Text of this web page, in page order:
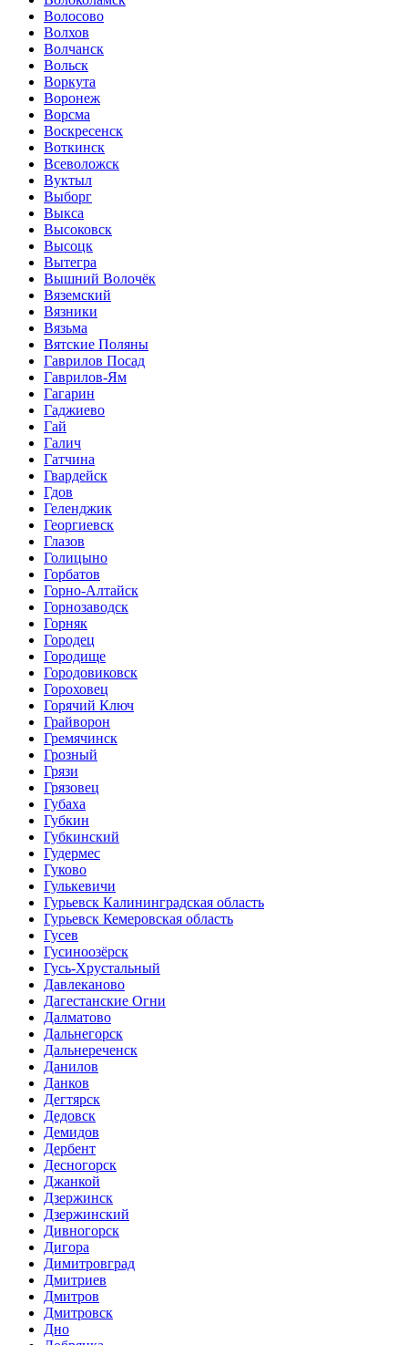
Волосово
Волхов
Волчанск
Вольск
Воркута
Воронеж
Ворсма
Воскресенск
Воткинск
Всеволожск
Вуктыл
Выборг
Выкса
Высоковск
Высоцк
Вытегра
Вышний Волочёк
Вяземский
Вязники
Вязьма
Вятские Поляны
Гаврилов Посад
Гаврилов-Ям
Гагарин
Гаджиево
Гай
Галич
Гатчина
Гвардейск
Гдов
Геленджик
Георгиевск
Глазов
Голицыно
Горбатов
Горно-Алтайск
Горнозаводск
Горняк
Городец
Городище
Городовиковск
Гороховец
Горячий Ключ
Грайворон
Гремячинск
Грозный
Грязи
Грязовец
Губаха
Губкин
Губкинский
Гудермес
Гуково
Гулькевичи
Гурьевск Калининградская область
Гурьевск Кемеровская область
Гусев
Гусиноозёрск
Гусь-Хрустальный
Давлеканово
Дагестанские Огни
Далматово
Дальнегорск
Дальнереченск
Данилов
Данков
Дегтярск
Дедовск
Демидов
Дербент
Десногорск
Джанкой
Дзержинск
Дзержинский
Дивногорск
Дигора
Димитровград
Дмитриев
Дмитров
Дмитровск
Дно